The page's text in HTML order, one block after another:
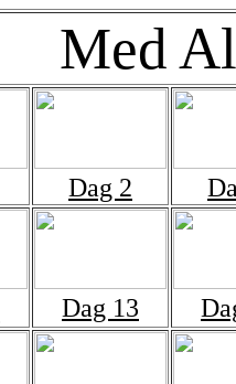
Med
Dag 2
Dag 13